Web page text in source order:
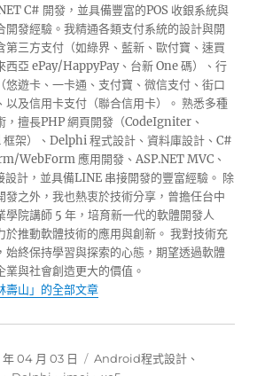
C# 開發，並具備豐富的POS 收銀系統與
開發經驗。我精通各類支付系統的設計與開
第三方支付（如綠界、藍新、歐付寶、速買
西亞 ePay/HappyPay、台新 One 碼）、行
悠遊卡、一卡通、支付寶、微信支付、街口
以及信用卡支付（聯合信用卡）。 熟悉多種
，擅長PHP 網頁開發（CodeIgniter、
架）、Delphi 程式設計、資料庫設計、C#
WebForm 應用開發、ASP.NET MVC、
設計，並具備LINE 串接開發的豐富經驗。 除
發之外，我也熱衷於技術分享，曾擔任台中
學院講師 5 年，培育新一代的軟體開發人
於推動軟體技術的應用與創新。 我對技術充
始終保持學習與探索的心態，期望透過軟體
業與社會創造更大的價值。
壽山」的全部文章
年 04 月 03 日
分
Android程式設計 、